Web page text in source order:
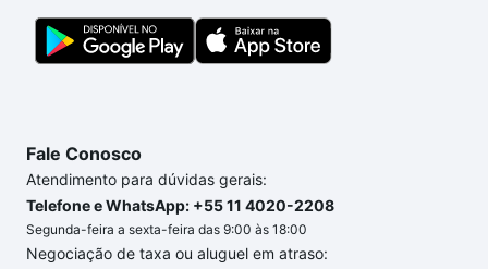
Fale Conosco
Atendimento para dúvidas gerais:
Telefone e WhatsApp: +55 11 4020-2208
Segunda-feira a sexta-feira das 9:00 às 18:00
Negociação de taxa ou aluguel em atraso: